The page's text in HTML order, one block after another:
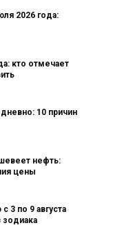
2026 года:
кто отмечает
10 причин
нефть:
цены
3 по 9 августа
зодиака